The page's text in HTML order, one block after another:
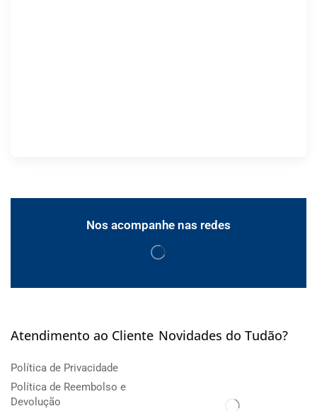
Nos acompanhe nas redes
Atendimento ao Cliente
Política de Privacidade
Política de Reembolso e
Devolução
Novidades do Tudão?